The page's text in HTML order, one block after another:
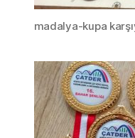
madalya-kupa